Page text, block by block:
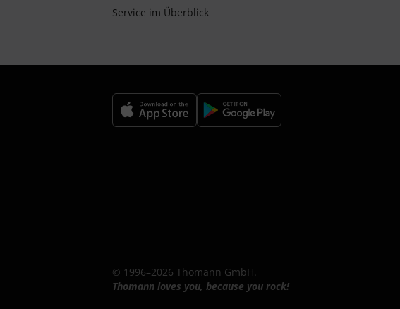
Service im Überblick
© 1996–2026 Thomann GmbH.
Thomann loves you, because you rock!